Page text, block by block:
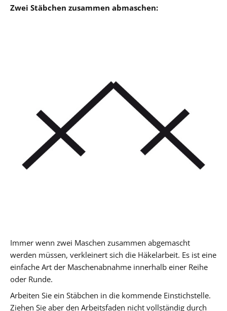
Zwei Stäbchen zusammen abmaschen:
Immer wenn zwei Maschen zusammen abgemascht
werden müssen, verkleinert sich die Häkelarbeit. Es ist eine
einfache Art der Maschenabnahme innerhalb einer Reihe
oder Runde.
Arbeiten Sie ein Stäbchen in die kommende Einstichstelle.
Ziehen Sie aber den Arbeitsfaden nicht vollständig durch